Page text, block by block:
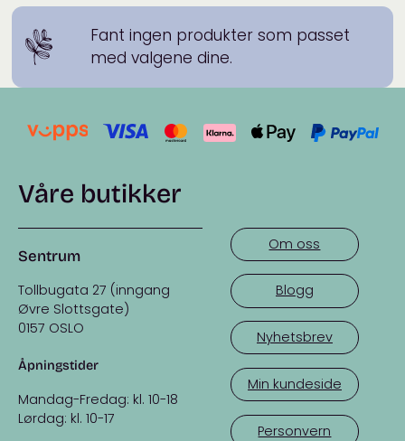
Fant ingen produkter som passet
med valgene dine.
Våre butikker
Sentrum
Tollbugata 27 (inngang
Øvre Slottsgate)
0157 OSLO
Åpningstider
Mandag-Fredag: kl. 10-18
Lørdag: kl. 10-17
Om oss
Blogg
Nyhetsbrev
Min kundeside
Personvern